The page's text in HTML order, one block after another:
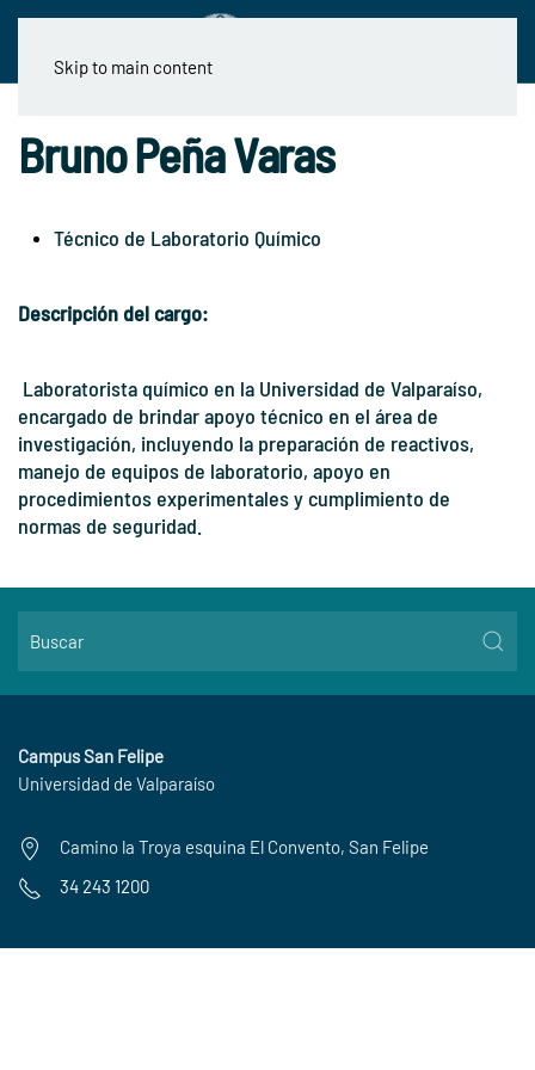
Skip to main content
Bruno Peña Varas
Técnico de Laboratorio Químico
Descripción del cargo:
Laboratorista químico en la Universidad de Valparaíso,
encargado de brindar apoyo técnico en el área de
investigación, incluyendo la preparación de reactivos,
manejo de equipos de laboratorio, apoyo en
procedimientos experimentales y cumplimiento de
normas de seguridad.
Campus San Felipe
Universidad de Valparaíso
Camino la Troya esquina El Convento, San Felipe
34 243 1200